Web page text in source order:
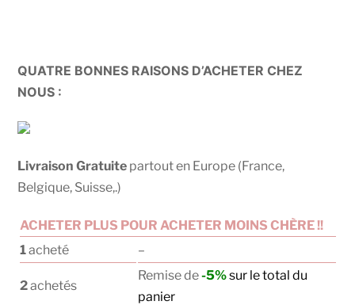
QUATRE BONNES RAISONS D’ACHETER CHEZ
NOUS :
Livraison Gratuite partout en Europe (France,
Belgique, Suisse,.)
ACHETER PLUS POUR ACHETER MOINS CHÈRE !!
1acheté –
2achetés
Remise de-5%sur le total du
panier